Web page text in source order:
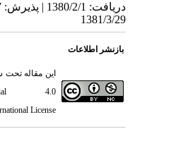
1381/3/29
بازنشر اطلاعات
این مقاله
4.0
License